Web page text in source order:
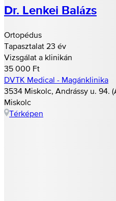
Dr. Lenkei Balázs
Ortopédus
Tapasztalat 23 év
Vizsgálat a klinikán
35 000 Ft
DVTK Medical - Magánklinika
3534 Miskolc, Andrássy u. 94.
Miskolc
Térképen